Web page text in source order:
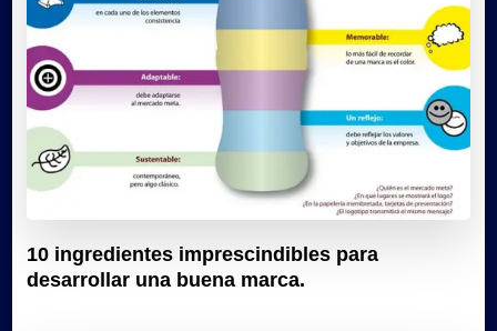
10 ingredientes imprescindibles para
desarrollar una buena marca.